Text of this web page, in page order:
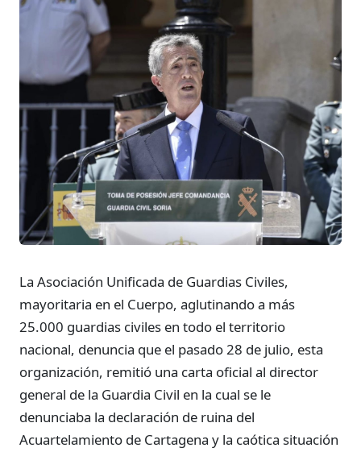
La Asociación Unificada de Guardias Civiles,
mayoritaria en el Cuerpo, aglutinando a más
25.000 guardias civiles en todo el territorio
nacional, denuncia que el pasado 28 de julio, esta
organización, remitió una carta oficial al director
general de la Guardia Civil en la cual se le
denunciaba la declaración de ruina del
Acuartelamiento de Cartagena y la caótica situación